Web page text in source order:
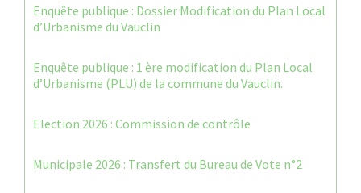
Enquête publique : Dossier Modification du Plan Local
d’Urbanisme du Vauclin
Enquête publique : 1 ère modification du Plan Local
d’Urbanisme (PLU) de la commune du Vauclin.
Election 2026 : Commission de contrôle
Municipale 2026 : Transfert du Bureau de Vote n°2